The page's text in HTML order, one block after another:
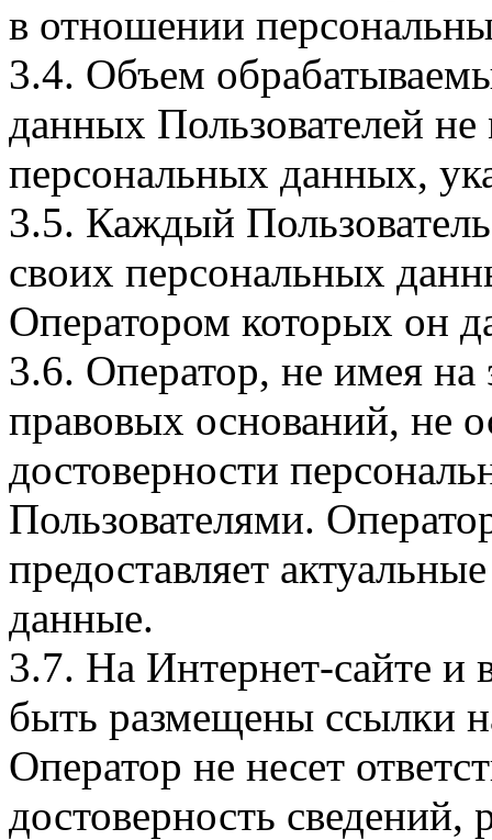
в отношении
3.4. Объем
данных Пользователей
персональных данных,
3.5. Каждый
своих персональных
Оператором которых он
3.6. Оператор, не имея
правовых оснований, не
достоверности
Пользователями.
предоставляет
данные.
3.7. На Интернет-сайте
быть размещены ссылки
Оператор не несет
достоверность